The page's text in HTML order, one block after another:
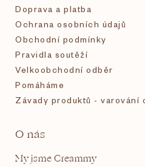
Doprava a platba
Ochrana osobních údajů
Obchodní podmínky
Pravidla soutěží
Velkoobchodní odběr
Pomáháme
Závady produktů - varování
O nás
My jsme Creammy